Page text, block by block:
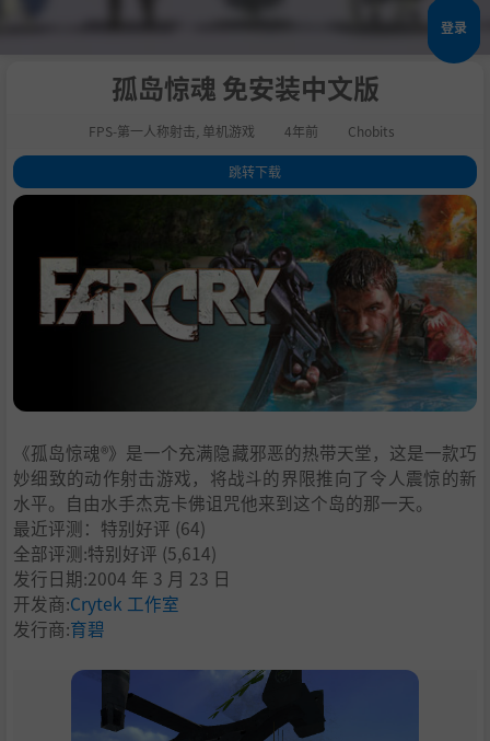
登录
孤岛惊魂 免安装中文版
FPS-第一人称射击 单机游戏 4年前 Chobits
跳转下载
1.关于这款游戏
.支持作者
学习版下载
《孤岛惊魂®》是一个充满隐藏邪恶的热带天堂，这是一款巧
妙细致的动作射击游戏，将战斗的界限推向了令人震惊的新
水平。自由水手杰克卡佛诅咒他来到这个岛的那一天。
最近评测： 特别好评 (64)
全部评测:特别好评 (5,614)
发行日期:2004 年 3 月 23 日
开发商:Crytek 工作室
发行商:育碧